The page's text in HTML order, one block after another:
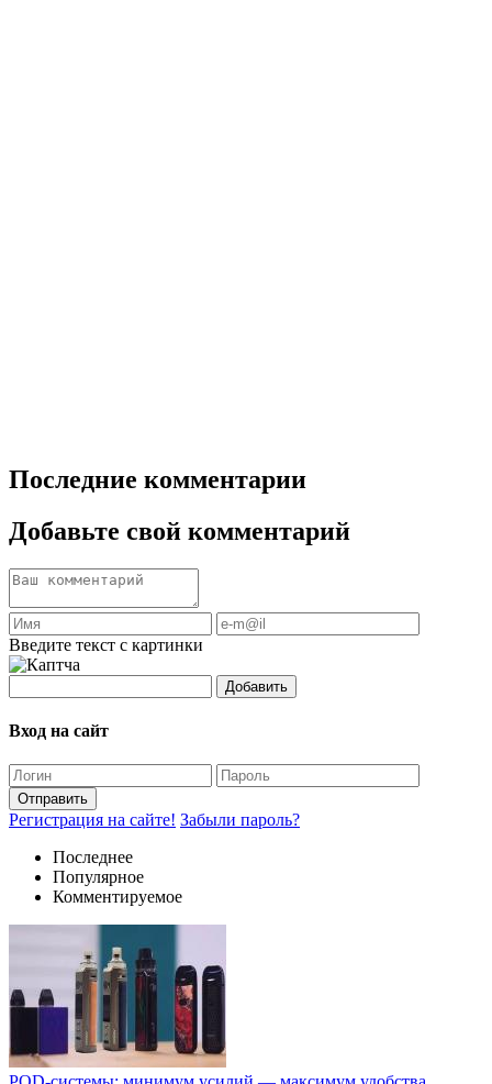
Последние комментарии
Добавьте свой комментарий
Введите текст с картинки
Добавить
Вход на сайт
Отправить
Регистрация на сайте! Забыли пароль?
Последнее
Популярное
Комментируемое